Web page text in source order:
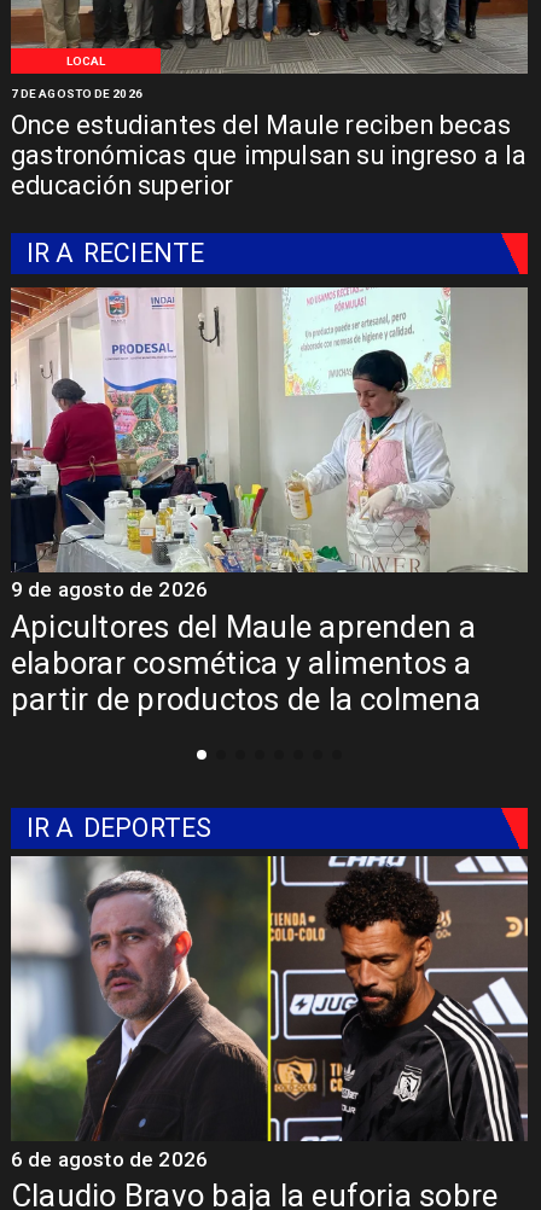
LOCAL
Once estudiantes del Maule reciben becas
gastronómicas que impulsan su ingreso a la
educación superior
7 DE AGOSTO DE 2026
IR A RECIENTE
Maule aprenden a
y alimentos a
de la colmena
Álvarez-
inversión
obras de la
IR A DEPORTES
Bravo baja la euforia sobre
de 2026